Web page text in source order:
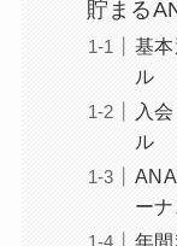
貯まる
基
ル
入
ル
ーナ
年